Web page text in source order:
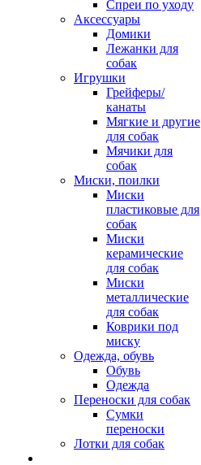
Спреи по уходу
Аксессуары
Домики
Лежанки для
собак
Игрушки
Грейферы/
канаты
Мягкие и другие
для собак
Мячики для
собак
Миски, поилки
Миски
пластиковые для
собак
Миски
керамические
для собак
Миски
металлические
для собак
Коврики под
миску
Одежда, обувь
Обувь
Одежда
Переноски для собак
Сумки
переноски
Лотки для собак